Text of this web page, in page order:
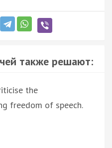
также решают:
the
freedom of speech.